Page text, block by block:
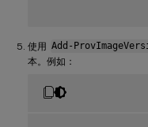
使用 Add-
本。例如：